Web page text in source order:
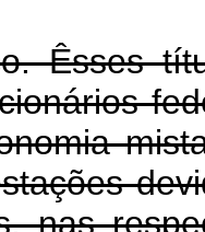
Êsses
nas